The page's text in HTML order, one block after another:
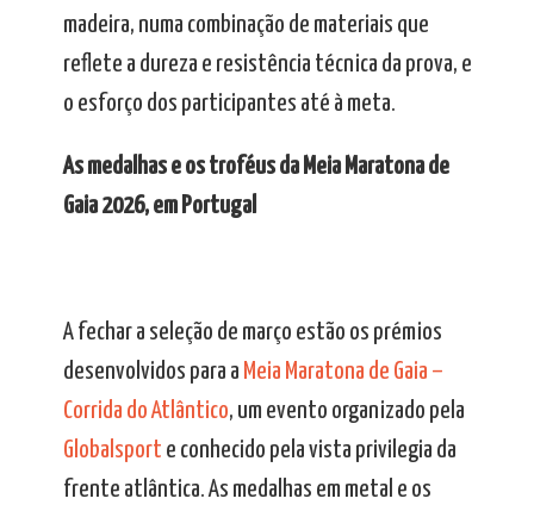
madeira, numa combinação de materiais que
reflete a dureza e resistência técnica da prova, e
o esforço dos participantes até à meta.
As medalhas e os troféus da Meia Maratona de
Gaia 2026, em Portugal
A fechar a seleção de março estão os prémios
desenvolvidos para a Meia Maratona de Gaia –
Corrida do Atlântico, um evento organizado pela
Globalsport e conhecido pela vista privilegia da
frente atlântica. As medalhas em metal e os